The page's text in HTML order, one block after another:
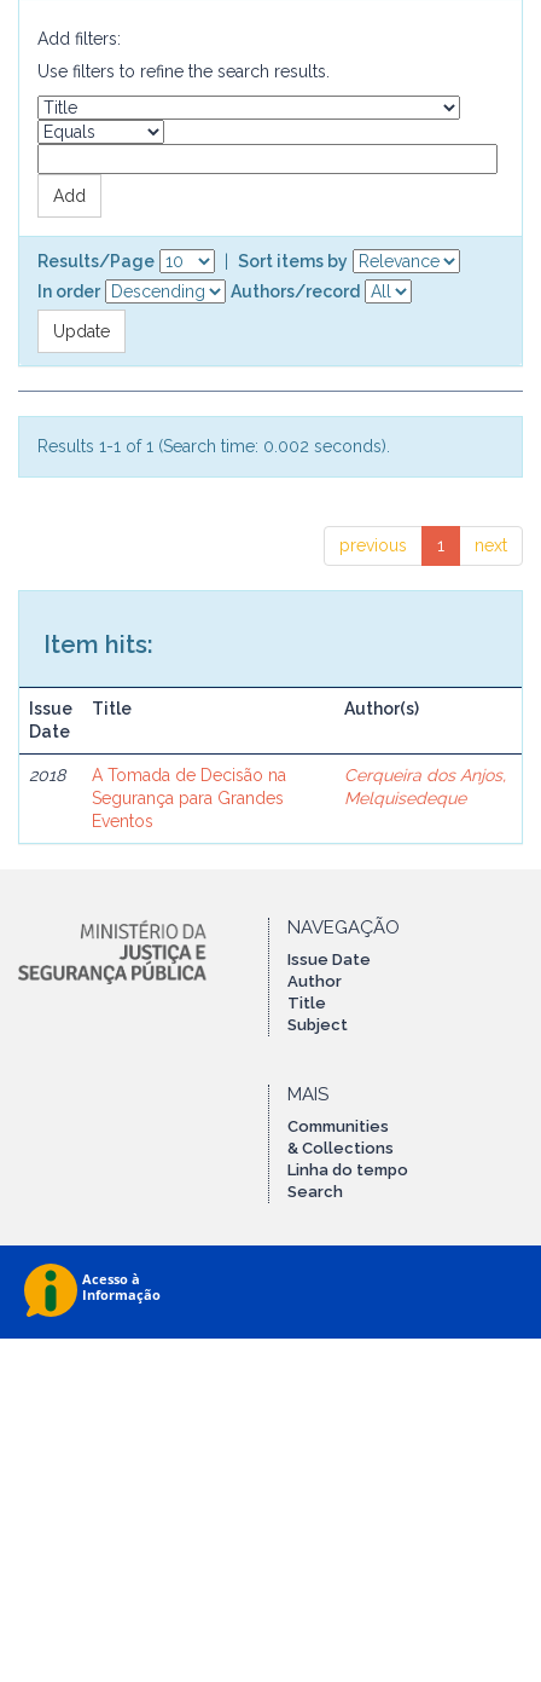
Add filters:
Use filters to refine the search results.
Results/Page
Sort items by
In order
Authors/record
Results 1-1 of 1 (Search time: 0.002 seconds).
previous 1 next
Item hits:
Issue
Date
Title Author(s)
2018
A Tomada de Decisão na
Segurança para Grandes
Eventos
Cerqueira dos Anjos,
Melquisedeque
NAVEGAÇÃO
Issue Date
Author
Title
Subject
MAIS
Communities
& Collections
Linha do tempo
Search